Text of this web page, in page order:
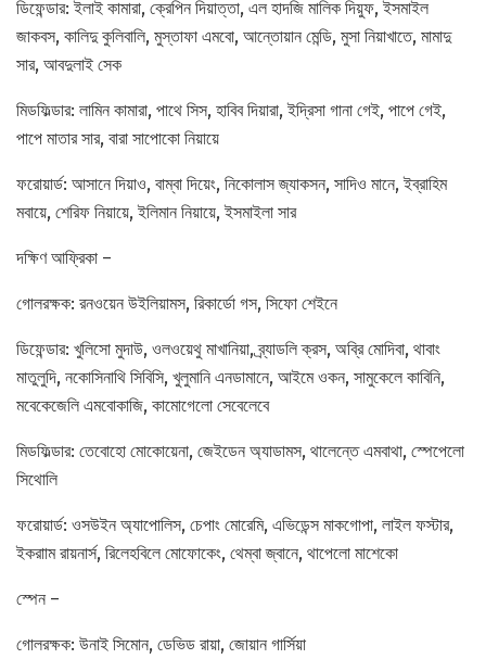
ডিফেন্ডার: ইলাই কামারা, ক্রেপিন দিয়াত্তা, এল হাদজি মালিক দিয়ুফ, ইসমাইল
জাকবস, কালিদু কুলিবালি, মুস্তাফা এমবো, আন্তোয়ান মেন্ডি, মুসা নিয়াখাতে, মামাদু
সার, আবদুলাই সেক
মিডফিল্ডার: লামিন কামারা, পাথে সিস, হাবিব দিয়ারা, ইদ্রিসা গানা গেই, পাপে গেই,
পাপে মাতার সার, বারা সাপোকো নিয়ায়ে
ফরোয়ার্ড: আসানে দিয়াও, বাম্বা দিয়েং, নিকোলাস জ্যাকসন, সাদিও মানে, ইব্রাহিম
মবায়ে, শেরিফ নিয়ায়ে, ইলিমান নিয়ায়ে, ইসমাইলা সার
দক্ষিণ আফ্রিকা –
গোলরক্ষক: রনওয়েন উইলিয়ামস, রিকার্ডো গস, সিফো শেইনে
ডিফেন্ডার: খুলিসো মুদাউ, ওলওয়েথু মাখানিয়া, ব্র্যাডলি ক্রস, অব্রি মোদিবা, থাবাং
মাতুলুদি, নকোসিনাথি সিবিসি, খুলুমানি এনডামানে, আইমে ওকন, সামুকেলে কাবিনি,
মবেকেজেলি এমবোকাজি, কামোগেলো সেবেলেবে
মিডফিল্ডার: তেবোহো মোকোয়েনা, জেইডেন অ্যাডামস, থালেন্তে এমবাথা, স্পেপেলো
সিথোলি
ফরোয়ার্ড: ওসউইন অ্যাপোলিস, চেপাং মোরেমি, এভিডেন্স মাকগোপা, লাইল ফস্টার,
ইকরাাম রায়নার্স, রিলেহবিলে মোফোকেং, থেম্বা জ্বানে, থাপেলো মাশেকো
স্পেন –
গোলরক্ষক: উনাই সিমোন, ডেভিড রায়া, জোয়ান গার্সিয়া